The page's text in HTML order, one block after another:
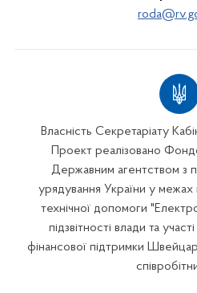
Власність Секретаріату
Проект реалізовано
Державним агентством з
урядування України у
технічної допомоги
підзвітності влади та
фінансової підтримки